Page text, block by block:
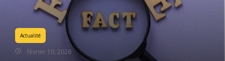
Actualité
février 10, 2026